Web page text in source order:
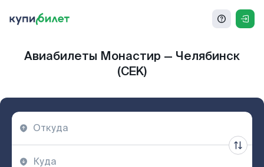
Авиабилеты Монастир — Челябинск
(CEK)